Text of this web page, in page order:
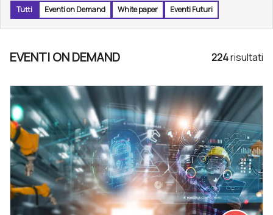
Tutti Eventi on Demand White paper Eventi Futuri
EVENTI ON DEMAND 224risultati